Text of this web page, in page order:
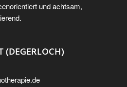
und achtsam,
(DEGERLOCH)